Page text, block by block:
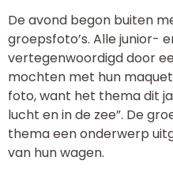
De avond begon buiten
groepsfoto’s. Alle junior-
vertegenwoordigd door
mochten met hun
foto, want het thema dit
lucht en in de zee”. De
thema een onderwerp
van hun wagen.